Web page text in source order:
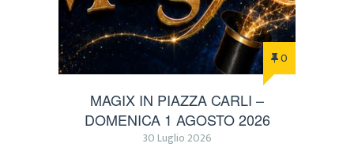
0
MAGIX IN PIAZZA CARLI –
DOMENICA 1 AGOSTO 2026
30 Luglio 2026